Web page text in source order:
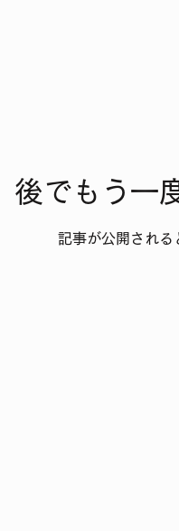
後でもう一
記事が公開される